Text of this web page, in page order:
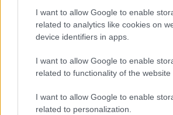
I want to allow Google to enable
related to analytics like cookies on
device identifiers in apps.
I want to allow Google to enable
related to functionality of the website
I want to allow Google to enable
related to personalization.
Akusztik rádióműsor számára.